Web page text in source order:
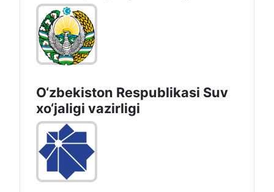
O‘zbekiston Respublikasi Suv
хo‘jaligi vazirligi